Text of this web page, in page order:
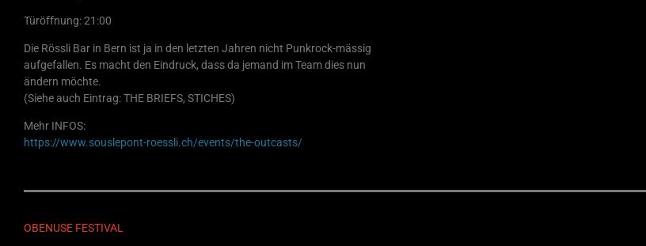
Türöffnung: 21:00
Die Rössli Bar in Bern ist ja in den letzten Jahren nicht Punkrock-mässig
aufgefallen. Es macht den Eindruck, dass da jemand im Team dies nun
ändern möchte.
(Siehe auch Eintrag: THE BRIEFS, STICHES)
Mehr INFOS:
https://www.souslepont-roessli.ch/events/the-outcasts/
OBENUSE FESTIVAL